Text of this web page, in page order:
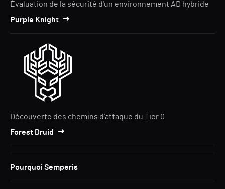
Évaluation de la sécurité d'un environnement AD hybride
Purple Knight
Découverte des chemins d'attaque du Tier 0
Forest Druid
Pourquoi Semperis